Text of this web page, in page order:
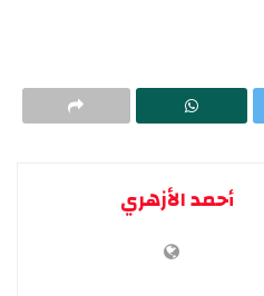
أحمد الأزهري